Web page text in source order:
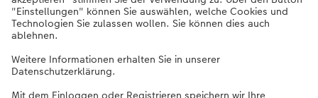
Sortiment
Weitere Produkte